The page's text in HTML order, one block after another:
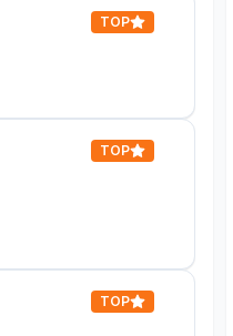
TOP
TOP
TOP